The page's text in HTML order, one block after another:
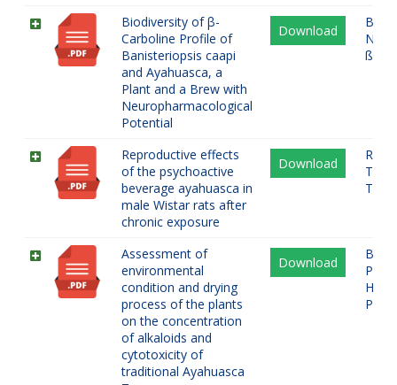
Biodiversity of β-
Carboline Profile of
Banisteriopsis caapi
and Ayahuasca, a
Plant and a Brew with
Neuropharmacological
Potential
Download
ß-
Reproductive effects
of the psychoactive
beverage ayahuasca in
male Wistar rats after
chronic exposure
Download
Assessment of
environmental
condition and drying
process of the plants
on the concentration
of alkaloids and
cytotoxicity of
traditional Ayahuasca
Download